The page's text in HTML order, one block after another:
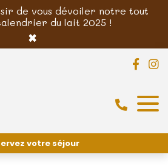
de vous dévoiler notre tout
du lait 2025 !
×
votre séjour